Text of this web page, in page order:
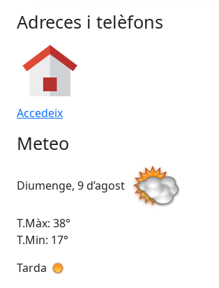
Adreces i telèfons
Accedeix
Meteo
Diumenge, 9 d’agost
T.Màx: 38°
T.Min: 17°
Tarda